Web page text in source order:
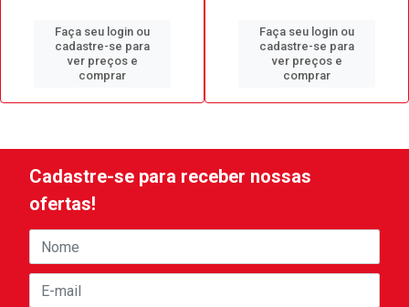
Faça seu login ou
cadastre-se para
ver preços e
comprar
Faça seu login ou
cadastre-se para
ver preços e
comprar
Cadastre-se para receber nossas
ofertas!